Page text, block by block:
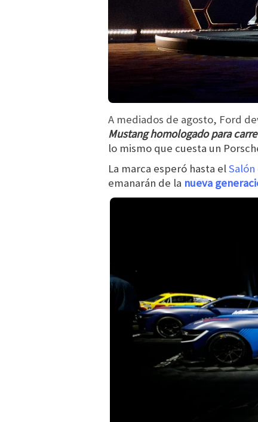
A mediados de agosto, Ford
Mustang homologado para
lo mismo que cuesta un
La marca esperó hasta el
emanarán de la nueva